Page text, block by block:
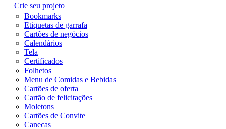
Crie seu projeto
Bookmarks
Etiquetas de garrafa
Cartões de negócios
Calendários
Tela
Certificados
Folhetos
Menu de Comidas e Bebidas
Cartões de oferta
Cartão de felicitações
Moletons
Cartões de Convite
Canecas